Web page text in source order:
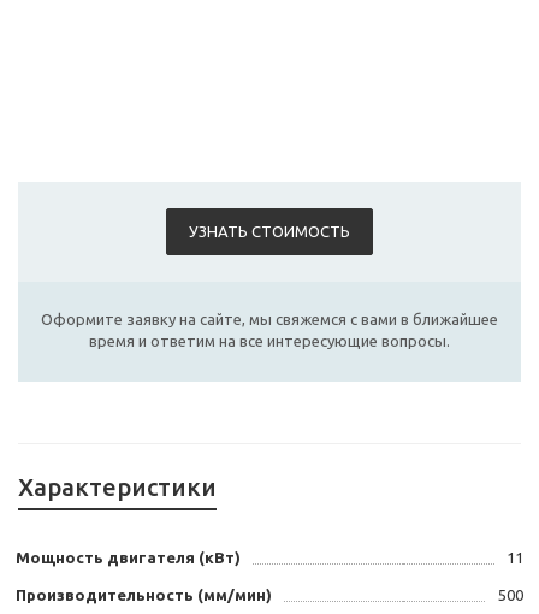
УЗНАТЬ СТОИМОСТЬ
Оформите заявку на сайте, мы свяжемся с вами в ближайшее
время и ответим на все интересующие вопросы.
Характеристики
Мощность двигателя (кВт) 11
Производительность (мм/мин) 500